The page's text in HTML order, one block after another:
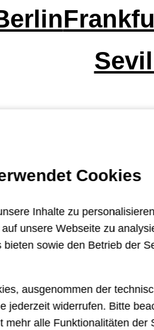
9
25
Cookies
Inhalte zu
unsere Webseite zu
sowie den Betrieb der
ausgenommen der
jederzeit widerrufen. Bitte
mehr alle Funktionalitäten der